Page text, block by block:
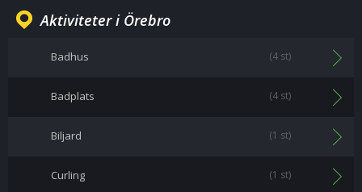
Aktiviteter i Örebro
Badhus (4 st)
Badplats (4 st)
Biljard (1 st)
Curling (1 st)